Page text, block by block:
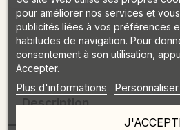
Description
pour améliorer nos services et
publicités liées à vos préférences
habitudes de navigation. Pour
consentement à son utilisation,
Accepter.
Plus d'informations